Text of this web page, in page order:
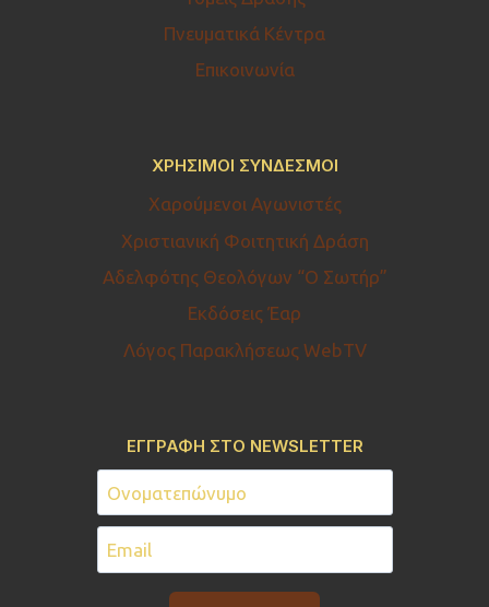
Πνευματικά Κέντρα
Επικοινωνία
ΧΡΉΣΙΜΟΙ ΣΎΝΔΕΣΜΟΙ
Χαρούμενοι Αγωνιστές
Χριστιανική Φοιτητική Δράση
Αδελφότης Θεολόγων “Ο Σωτήρ”
Εκδόσεις Έαρ
Λόγος Παρακλήσεως WebTV
ΕΓΓΡΑΦΗ ΣΤΟ NEWSLETTER